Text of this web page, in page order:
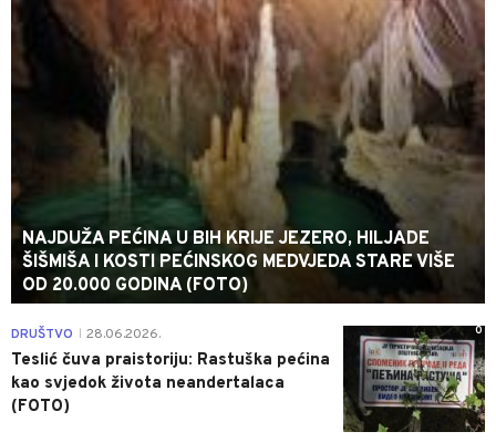
NAJDUŽA PEĆINA U BIH KRIJE JEZERO, HILJADE
ŠIŠMIŠA I KOSTI PEĆINSKOG MEDVJEDA STARE VIŠE
OD 20.000 GODINA (FOTO)
0
DRUŠTVO 28.06.2026.
Teslić čuva praistoriju: Rastuška pećina
kao svjedok života neandertalaca
(FOTO)